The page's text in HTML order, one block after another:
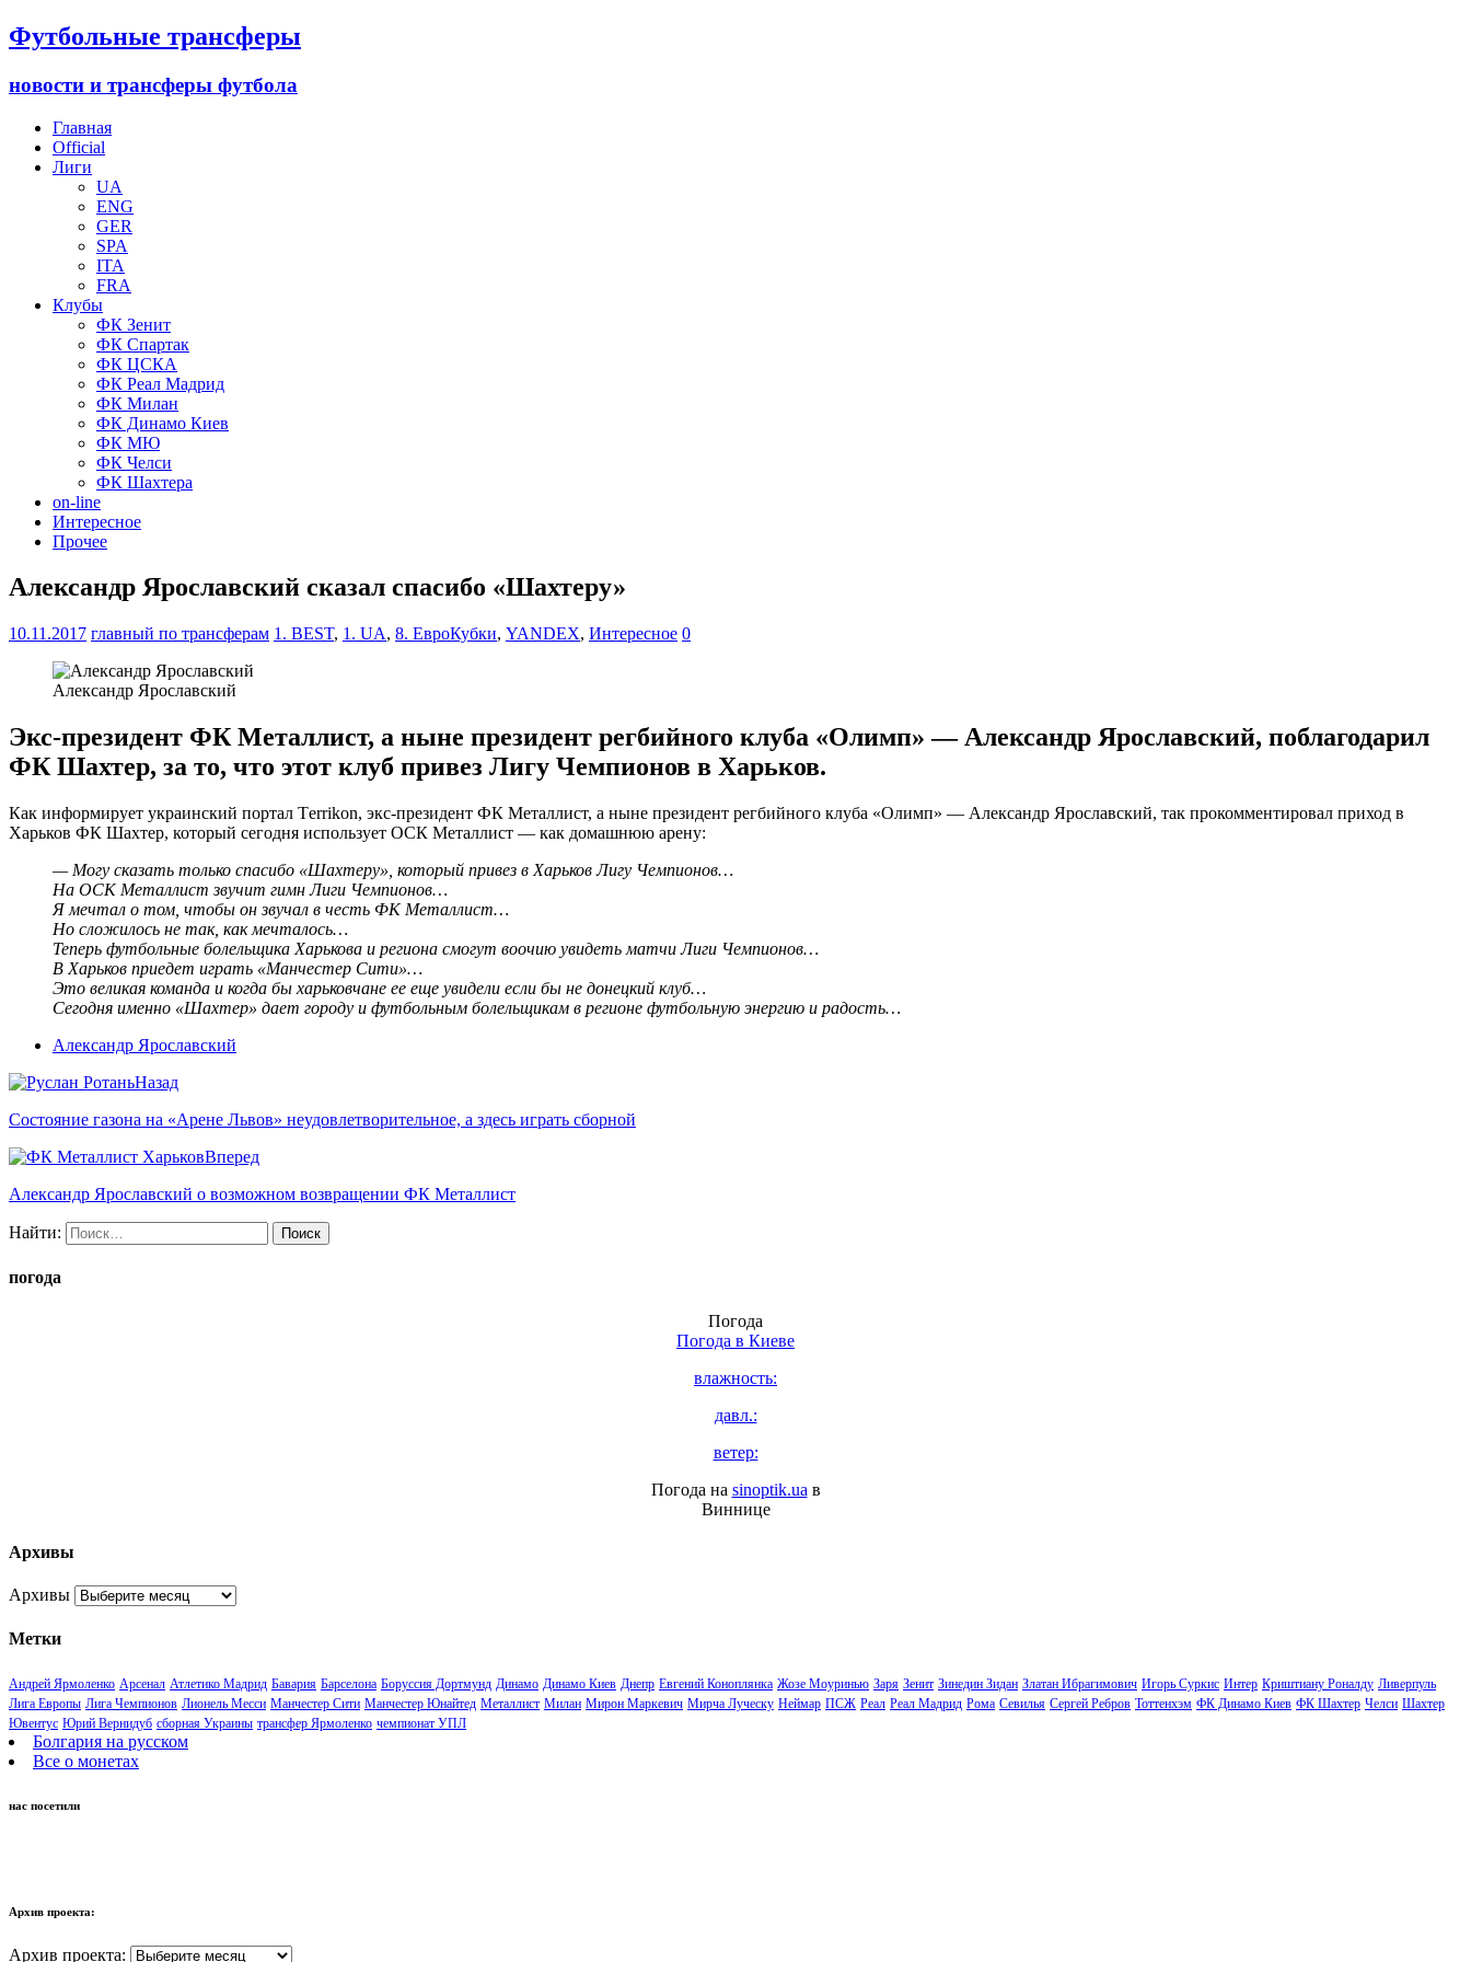
Футбольные трансферы
новости и трансферы футбола
Главная
Official
Лиги
UA
ENG
GER
SPA
ITA
FRA
Клубы
ФК Зенит
ФК Спартак
ФК ЦСКА
ФК Реал Мадрид
ФК Милан
ФК Динамо Киев
ФК МЮ
ФК Челси
ФК Шахтера
on-line
Интересное
Прочее
Александр Ярославский сказал спасибо «Шахтеру»
10.11.2017 главный по трансферам 1. BEST, 1. UA, 8. ЕвроКубки, YANDEX, Интересное 0
Александр Ярославский
Экс-президент ФК Металлист, а ныне президент регбийного клуба «Олимп» — Александр Ярославский, поблагодарил
ФК Шахтер, за то, что этот клуб привез Лигу Чемпионов в Харьков.
Как информирует украинский портал Тerrikon, экс-президент ФК Металлист, а ныне президент регбийного клуба «Олимп» — Александр Ярославский, так прокомментировал приход в
Харьков ФК Шахтер, который сегодня использует ОСК Металлист — как домашнюю арену:
— Могу сказать только спасибо «Шахтеру», который привез в Харьков Лигу Чемпионов…
На ОСК Металлист звучит гимн Лиги Чемпионов…
Я мечтал о том, чтобы он звучал в честь ФК Металлист…
Но сложилось не так, как мечталось…
Теперь футбольные болельщика Харькова и региона смогут воочию увидеть матчи Лиги Чемпионов…
В Харьков приедет играть «Манчестер Сити»…
Это великая команда и когда бы харьковчане ее еще увидели если бы не донецкий клуб…
Сегодня именно «Шахтер» дает городу и футбольным болельщикам в регионе футбольную энергию и радость…
Александр Ярославский
Назад
Состояние газона на «Арене Львов» неудовлетворительное, а здесь играть сборной
Вперед
Александр Ярославский о возможном возвращении ФК Металлист
Найти:
погода
Погода
Погода в Киеве
влажность:
давл.:
ветер:
Погода на sinoptik.ua в
Виннице
Архивы
Архивы
Метки
Андрей Ярмоленко Арсенал Атлетико Мадрид Бавария Барселона Боруссия Дортмунд Динамо Динамо Киев Днепр Евгений Коноплянка Жозе Моуринью Заря Зенит Зинедин Зидан Златан Ибрагимович Игорь Суркис Интер Криштиану Роналду Ливерпуль
Лига Европы Лига Чемпионов Лионель Месси Манчестер Сити Манчестер Юнайтед Металлист Милан Мирон Маркевич Мирча Луческу Неймар ПСЖ Реал Реал Мадрид Рома Севилья Сергей Ребров Тоттенхэм ФК Динамо Киев ФК Шахтер Челси Шахтер
Ювентус Юрий Вернидуб сборная Украины трансфер Ярмоленко чемпионат УПЛ
Болгария на русском
Все о монетах
нас посетили
Архив проекта:
Архив проекта: